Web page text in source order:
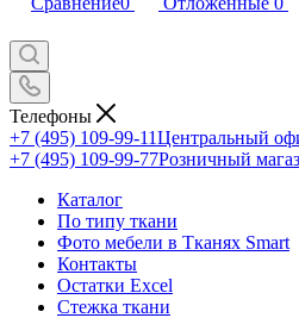
Телефоны
+7 (495) 109-99-11Центральный
+7 (495) 109-99-77Розничный
Каталог
По типу ткани
Фото мебели в Тканях Smart
Контакты
Остатки Excel
Стежка ткани